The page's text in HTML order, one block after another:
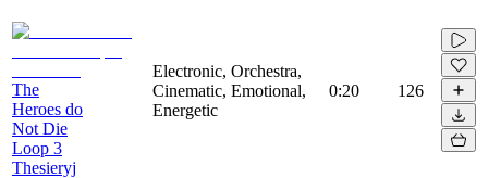
The
Heroes do
Not Die
Loop 3
Thesieryj
Electronic, Orchestra,
Cinematic, Emotional,
Energetic
0:20 126